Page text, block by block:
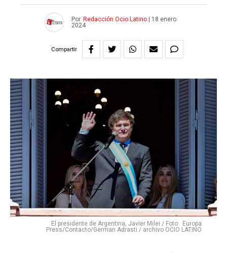
Por Redacción Ocio Latino
18 enero
2024
Compartir
El presidente de Argentina, Javier Milei / Foto: Europa
Press/Contacto/German Adrasti / archivo OCIO LATINO